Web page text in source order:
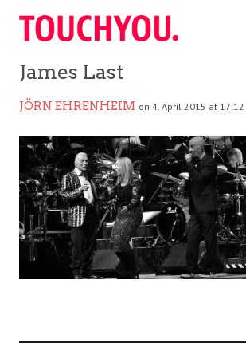
James Last
JÖRN EHRENHEIM on 4. April 2015 at 17:12